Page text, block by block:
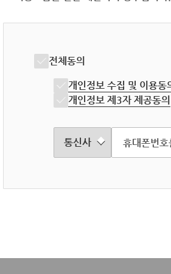
전체동의
개인정보 수집 및 이용동
개인정보 제3자 제공동의